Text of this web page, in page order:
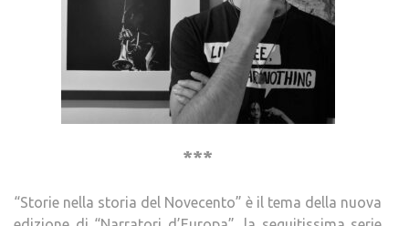
***
“Storie nella storia del Novecento” è il tema della nuova